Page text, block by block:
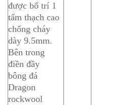
được bố trí 1
tấm thạch cao
chống cháy
dày 9.5mm.
Bên trong
điền đầy
bông đá
Dragon
rockwool